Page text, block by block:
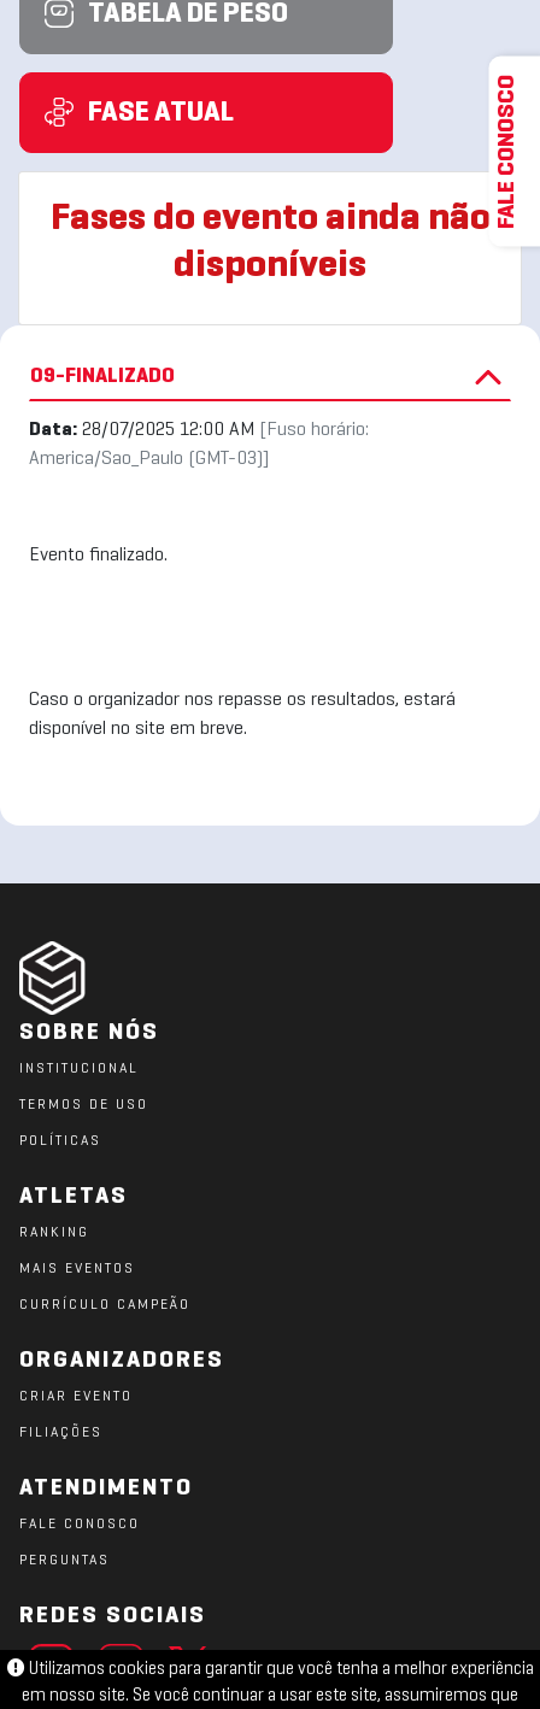
TABELA DE PESO
FASE ATUAL
Fases do evento ainda não
disponíveis
09-FINALIZADO
Data: 28/07/2025 12:00 AM
[Fuso horário:
America/Sao_Paulo (GMT-03)]
Evento finalizado.
Caso o organizador nos repasse os resultados, estará
disponível no site em breve.
SOBRE NÓS
INSTITUCIONAL
TERMOS DE USO
POLÍTICAS
ATLETAS
RANKING
MAIS EVENTOS
CURRÍCULO CAMPEÃO
ORGANIZADORES
CRIAR EVENTO
FILIAÇÕES
ATENDIMENTO
FALE CONOSCO
PERGUNTAS
REDES SOCIAIS
Utilizamos cookies para garantir que você tenha a melhor experiência
em nosso site. Se você continuar a usar este site, assumiremos que
FALE CONOSCO